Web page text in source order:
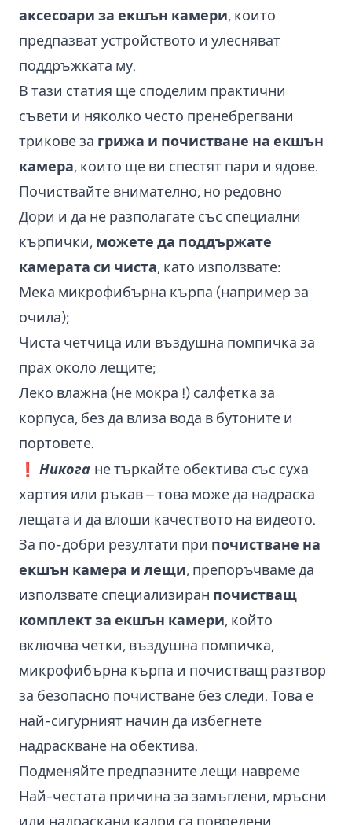
аксесоари за екшън камери, които
предпазват устройството и улесняват
поддръжката му.
В тази статия ще споделим практични
съвети и няколко често пренебрегвани
трикове за грижа и почистване на екшън
камера, които ще ви спестят пари и ядове.
Почиствайте внимателно, но редовно
Дори и да не разполагате със специални
кърпички, можете да поддържате
камерата си чиста, като използвате:
Мека микрофибърна кърпа (например за
очила);
Чиста четчица или въздушна помпичка за
прах около лещите;
Леко влажна (не мокра !) салфетка за
корпуса, без да влиза вода в бутоните и
портовете.
❗ Никога не търкайте обектива със суха
хартия или ръкав – това може да надраска
лещата и да влоши качеството на видеото.
За по-добри резултати при почистване на
екшън камера и лещи, препоръчваме да
използвате специализиран почистващ
комплект за екшън камери, който
включва четки, въздушна помпичка,
микрофибърна кърпа и почистващ разтвор
за безопасно почистване без следи. Това е
най-сигурният начин да избегнете
надраскване на обектива.
Подменяйте предпазните лещи навреме
Най-честата причина за замъглени, мръсни